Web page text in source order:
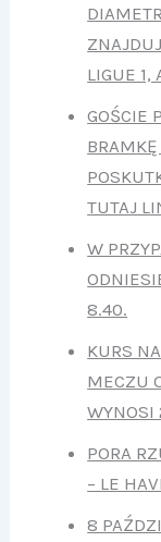
LIGUE 1,
GOŚCIE
TUTAJ
W
8.40.
KURS
MECZU
WYNOSI
PORA
– LE
8